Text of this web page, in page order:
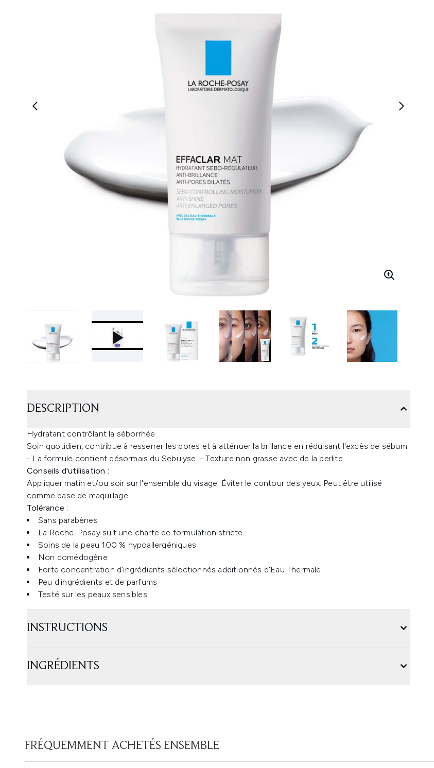
DESCRIPTION
Hydratant contrôlant la séborrhée
Soin quotidien, contribue à resserrer les pores et à atténuer la brillance en réduisant l'excès de sébum.
- La formule contient désormais du Sebulyse. - Texture non grasse avec de la perlite.
Conseils d'utilisation :
Appliquer matin et/ou soir sur l'ensemble du visage. Éviter le contour des yeux. Peut être utilisé
comme base de maquillage.
Tolérance :
Sans parabènes
La Roche-Posay suit une charte de formulation stricte :
Soins de la peau 100 % hypoallergéniques
Non comédogène
Forte concentration d'ingrédients sélectionnés additionnés d'Eau Thermale
Peu d'ingrédients et de parfums
Testé sur les peaux sensibles
INSTRUCTIONS
INGRÉDIENTS
FRÉQUEMMENT ACHETÉS ENSEMBLE